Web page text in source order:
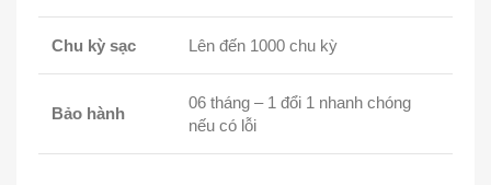
Chu kỳ sạc Lên đến 1000 chu kỳ
Bảo hành
06 tháng – 1 đổi 1 nhanh chóng
nếu có lỗi